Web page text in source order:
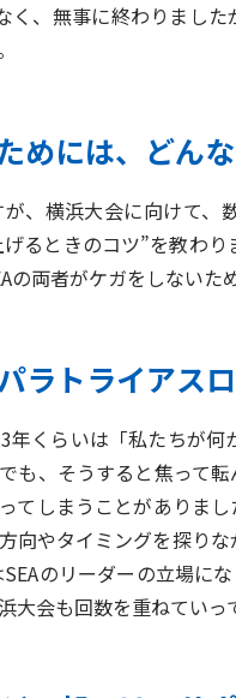
、無事に終わりまし
めには、どん
横浜大会に向けて、
るときのコツ”を教わ
両者がケガをしないた
ラトライアス
くらいは「私たちが何
も、そうすると焦って
てしまうことがありま
向やタイミングを探り
のリーダーの立場に
会も回数を重ねていっ